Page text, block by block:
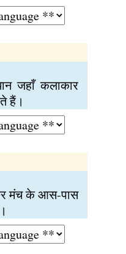
जहाँ कलाकार
हैं।
मंच के आस-पास